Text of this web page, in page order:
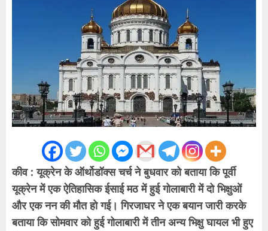
कीव : यूक्रेन के ऑर्थोडॉक्स चर्च ने बुधवार को बताया कि पूर्वी
यूक्रेन में एक ऐतिहासिक ईसाई मठ में हुई गोलाबारी में दो भिक्षुओं
और एक नन की मौत हो गई। गिरजाघर ने एक बयान जारी करके
बताया कि सोमवार को हुई गोलाबारी में तीन अन्य भिक्षु घायल भी हुए